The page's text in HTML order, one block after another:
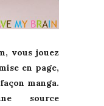
vous jouez
en page,
manga.
source